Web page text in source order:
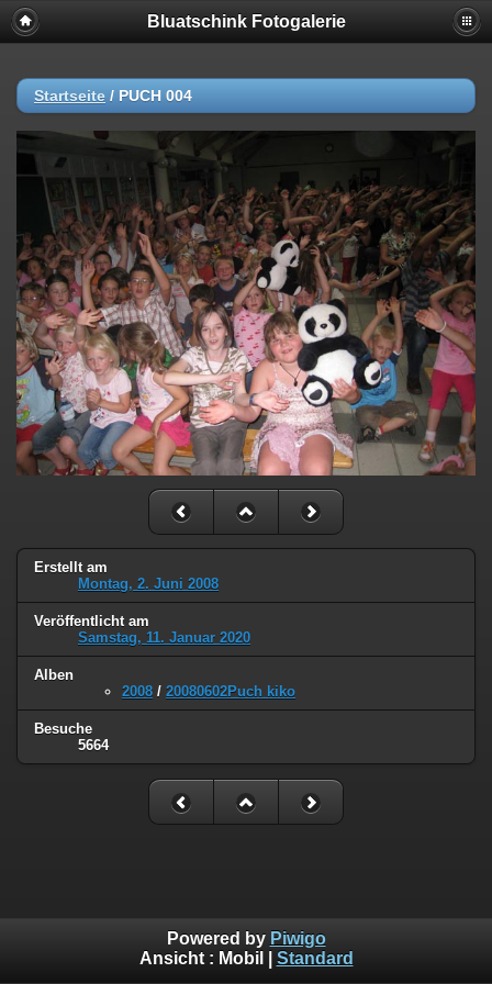
Bluatschink Fotogalerie
Startseite / PUCH 004
Erstellt am
Montag, 2. Juni 2008
Veröffentlicht am
Samstag, 11. Januar 2020
Alben
2008 / 20080602Puch kiko
Besuche
5664
Powered by Piwigo
Ansicht : Mobil Standard